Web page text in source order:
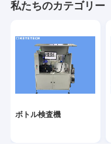
私たちのカテゴリー
ボトル検査機